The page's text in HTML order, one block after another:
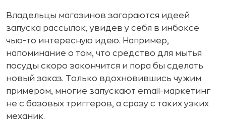
Владельцы магазинов загораются идеей
запуска рассылок, увидев у себя в инбоксе
чью-то интересную идею. Например,
напоминание о том, что средство для мытья
посуды скоро закончится и пора бы сделать
новый заказ. Только вдохновившись чужим
примером, многие запускают email-маркетинг
не с базовых триггеров, а сразу с таких узких
механик.